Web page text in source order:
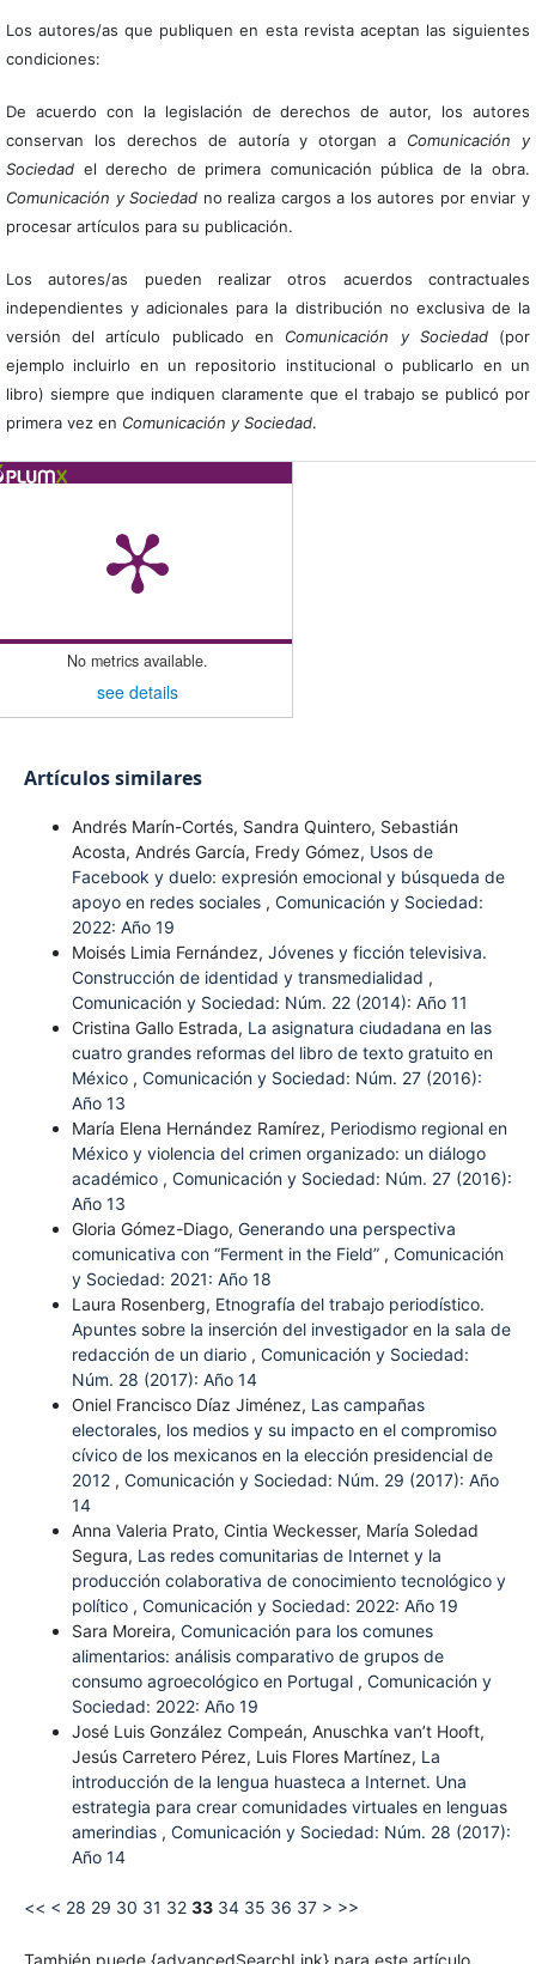
Los autores/as que publiquen en esta revista aceptan las siguientes
condiciones:
De acuerdo con la legislación de derechos de autor, los autores
conservan los derechos de autoría y otorgan a Comunicación y
Sociedadel derecho de primera comunicación pública de la obra.
Comunicación y Sociedad no realiza cargos a los autores por enviar y
procesar artículos para su publicación.
Los autores/as pueden realizar otros acuerdos contractuales
independientes y adicionales para la distribución no exclusiva de la
versión del artículo publicado en Comunicación y Sociedad(por
ejemplo incluirlo en un repositorio institucional o publicarlo en un
libro) siempre que indiquen claramente que el trabajo se publicó por
primera vez en Comunicación y Sociedad.
No metrics available.
see details
Artículos similares
Andrés Marín-Cortés, Sandra Quintero, Sebastián
Acosta, Andrés García, Fredy Gómez, Usos de
Facebook y duelo: expresión emocional y búsqueda de
apoyo en redes sociales , Comunicación y Sociedad:
2022: Año 19
Moisés Limia Fernández, Jóvenes y ficción televisiva.
Construcción de identidad y transmedialidad ,
Comunicación y Sociedad: Núm. 22 (2014): Año 11
Cristina Gallo Estrada, La asignatura ciudadana en las
cuatro grandes reformas del libro de texto gratuito en
México , Comunicación y Sociedad: Núm. 27 (2016):
Año 13
María Elena Hernández Ramírez, Periodismo regional en
México y violencia del crimen organizado: un diálogo
académico , Comunicación y Sociedad: Núm. 27 (2016):
Año 13
Gloria Gómez-Diago, Generando una perspectiva
comunicativa con “Ferment in the Field” , Comunicación
y Sociedad: 2021: Año 18
Laura Rosenberg, Etnografía del trabajo periodístico.
Apuntes sobre la inserción del investigador en la sala de
redacción de un diario , Comunicación y Sociedad:
Núm. 28 (2017): Año 14
Oniel Francisco Díaz Jiménez, Las campañas
electorales, los medios y su impacto en el compromiso
cívico de los mexicanos en la elección presidencial de
2012 , Comunicación y Sociedad: Núm. 29 (2017): Año
14
Anna Valeria Prato, Cintia Weckesser, María Soledad
Segura, Las redes comunitarias de Internet y la
producción colaborativa de conocimiento tecnológico y
político , Comunicación y Sociedad: 2022: Año 19
Sara Moreira, Comunicación para los comunes
alimentarios: análisis comparativo de grupos de
consumo agroecológico en Portugal , Comunicación y
Sociedad: 2022: Año 19
José Luis González Compeán, Anuschka van’t Hooft,
Jesús Carretero Pérez, Luis Flores Martínez, La
introducción de la lengua huasteca a Internet. Una
estrategia para crear comunidades virtuales en lenguas
amerindias , Comunicación y Sociedad: Núm. 28 (2017):
Año 14
<< < 28 29 30 31 32 33 34 35 36 37 > >>